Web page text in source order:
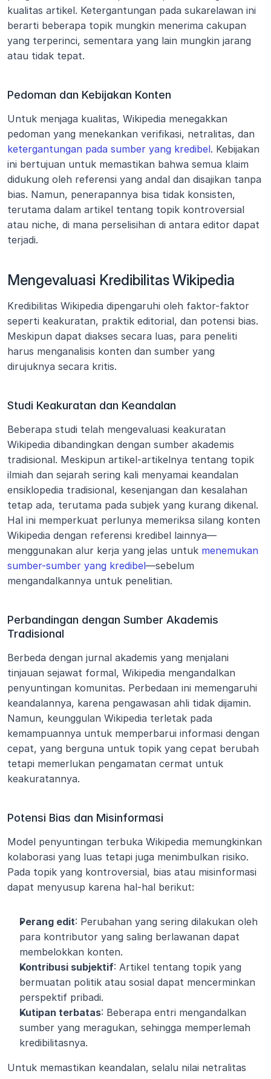
kualitas artikel. Ketergantungan pada sukarelawan ini
berarti beberapa topik mungkin menerima cakupan
yang terperinci, sementara yang lain mungkin jarang
atau tidak tepat.
Pedoman dan Kebijakan Konten
Untuk menjaga kualitas, Wikipedia menegakkan
ketergantungan pada sumber yang kredibel. Kebijakan
ini bertujuan untuk memastikan bahwa semua klaim
didukung oleh referensi yang andal dan disajikan tanpa
bias. Namun, penerapannya bisa tidak konsisten,
terutama dalam artikel tentang topik kontroversial
atau niche, di mana perselisihan di antara editor dapat
terjadi.
Mengevaluasi Kredibilitas Wikipedia
Kredibilitas Wikipedia dipengaruhi oleh faktor-faktor
seperti keakuratan, praktik editorial, dan potensi bias.
Meskipun dapat diakses secara luas, para peneliti
harus menganalisis konten dan sumber yang
dirujuknya secara kritis.
Studi Keakuratan dan Keandalan
Beberapa studi telah mengevaluasi keakuratan
Wikipedia dibandingkan dengan sumber akademis
tradisional. Meskipun artikel-artikelnya tentang topik
ilmiah dan sejarah sering kali menyamai keandalan
ensiklopedia tradisional, kesenjangan dan kesalahan
tetap ada, terutama pada subjek yang kurang dikenal.
Hal ini memperkuat perlunya memeriksa silang konten
Wikipedia dengan referensi kredibel lainnya—
menggunakan alur kerja yang jelas untuk menemukan
sumber-sumber yang kredibel—sebelum
mengandalkannya untuk penelitian.
Perbandingan dengan Sumber Akademis
Tradisional
Berbeda dengan jurnal akademis yang menjalani
tinjauan sejawat formal, Wikipedia mengandalkan
penyuntingan komunitas. Perbedaan ini memengaruhi
keandalannya, karena pengawasan ahli tidak dijamin.
Namun, keunggulan Wikipedia terletak pada
kemampuannya untuk memperbarui informasi dengan
cepat, yang berguna untuk topik yang cepat berubah
tetapi memerlukan pengamatan cermat untuk
keakuratannya.
Potensi Bias dan Misinformasi
Model penyuntingan terbuka Wikipedia memungkinkan
kolaborasi yang luas tetapi juga menimbulkan risiko.
Pada topik yang kontroversial, bias atau misinformasi
dapat menyusup karena hal-hal berikut:
Perang edit: Perubahan yang sering dilakukan oleh
para kontributor yang saling berlawanan dapat
membelokkan konten.
Kontribusi subjektif: Artikel tentang topik yang
bermuatan politik atau sosial dapat mencerminkan
perspektif pribadi.
Kutipan terbatas: Beberapa entri mengandalkan
sumber yang meragukan, sehingga memperlemah
kredibilitasnya.
Untuk memastikan keandalan, selalu nilai netralitas